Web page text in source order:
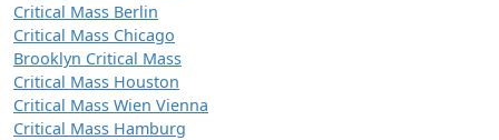
Critical Mass Berlin
Critical Mass Chicago
Brooklyn Critical Mass
Critical Mass Houston
Critical Mass Wien Vienna
Critical Mass Hamburg